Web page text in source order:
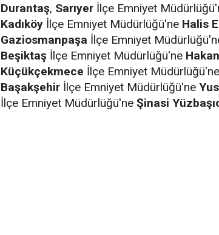
Durantaş, Sarıyer İlçe Emniyet
Kadıköy İlçe Emniyet Müdürlüğü'ne Halis
Gaziosmanpaşa İlçe Emniyet
Beşiktaş İlçe Emniyet Müdürlüğü'ne
Küçükçekmece İlçe Emniyet Müdürlüğü'ne
Başakşehir İlçe Emniyet Müdürlüğü'ne
İlçe Emniyet Müdürlüğü'ne Şinasi